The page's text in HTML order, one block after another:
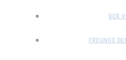
DER
FREUNDE